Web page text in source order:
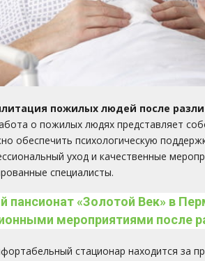
пожилых людей после
о пожилых людях представляет
обеспечить психологическую
уход и качественные
специалисты.
пансионат «Золотой Век» в
мероприятиями после
стационар находится за